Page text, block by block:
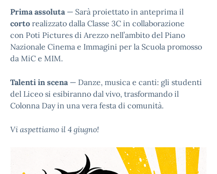
Prima assoluta— Sarà proiettato in anteprima il
corto realizzato dalla Classe 3C in collaborazione
con Poti Pictures di Arezzo nell’ambito del Piano
Nazionale Cinema e Immagini per la Scuola promosso
da MiC e MIM.
Talenti in scena— Danze, musica e canti: gli studenti
del Liceo si esibiranno dal vivo, trasformando il
Colonna Day in una vera festa di comunità.
Vi aspettiamo il 4 giugno!